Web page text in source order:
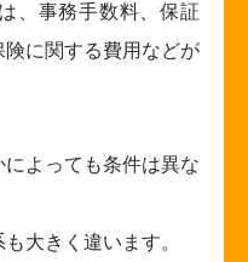
、事務手数料、保証
に関する費用などが
よっても条件は異な
大きく違います。